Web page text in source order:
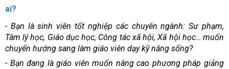
ai?
- Bạn là sinh viên tốt nghiệp các chuyên ngành: Sư phạm,
Tâm lý học, Giáo dục học, Công tác xã hội, Xã hội học… muốn
chuyển hướng sang làm giáo viên dạy kỹ năng sống?
- Bạn đang là giáo viên muốn nâng cao phương pháp giảng